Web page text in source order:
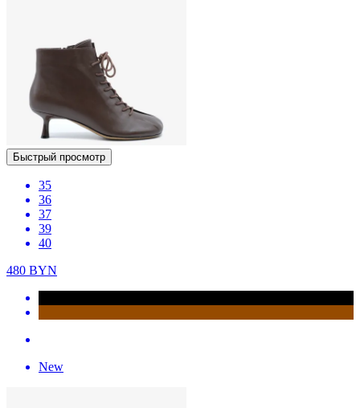
Быстрый просмотр
35
36
37
39
40
480 BYN
New